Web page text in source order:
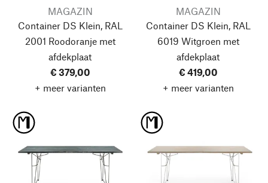
MAGAZIN
Container DS Klein, RAL
2001 Roodoranjemet
afdekplaat
€ 379,00
+ meer varianten
MAGAZIN
Container DS Klein, RAL
6019 Witgroen met
afdekplaat
€ 419,00
+ meer varianten